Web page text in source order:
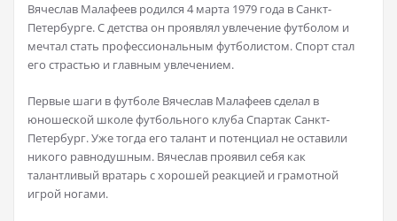
Вячеслав Малафеев родился 4 марта 1979 года в Санкт-
Петербурге. С детства он проявлял увлечение футболом и
мечтал стать профессиональным футболистом. Спорт стал
его страстью и главным увлечением.
Первые шаги в футболе Вячеслав Малафеев сделал в
юношеской школе футбольного клуба Спартак Санкт-
Петербург. Уже тогда его талант и потенциал не оставили
никого равнодушным. Вячеслав проявил себя как
талантливый вратарь с хорошей реакцией и грамотной
игрой ногами.